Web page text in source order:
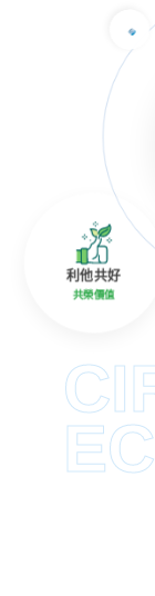
利他共好
共榮價值